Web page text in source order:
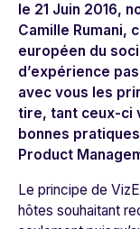
le 21 Juin 2016,
Camille Rumani,
européen du
d’expérience
avec vous les
tire, tant ceux-ci
bonnes
Product
Le principe de
hôtes souhaitant